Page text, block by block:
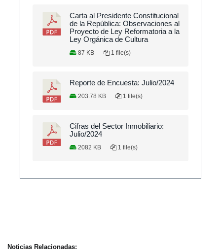
Carta al Presidente Constitucional
de la República: Observaciones al
Proyecto de Ley Reformatoria a la
Ley Orgánica de Cultura
87 KB 1 file(s)
Reporte de Encuesta: Julio/2024
203.78 KB 1 file(s)
Cifras del Sector Inmobiliario:
Julio/2024
2082 KB 1 file(s)
Noticias Relacionadas: